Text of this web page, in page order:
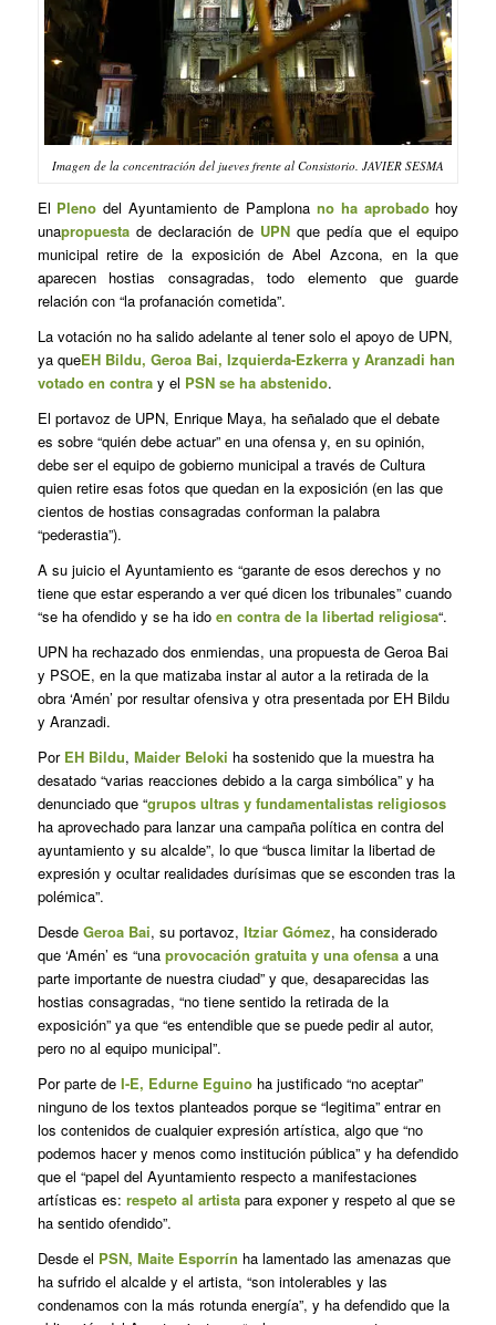
Imagen de la concentración del jueves frente al Consistorio. JAVIER SESMA
El Plenodel Ayuntamiento de Pamplona no ha aprobado hoy
unapropuestade declaración de UPNque pedía que el equipo
municipal retire de la exposición de Abel Azcona, en la que
aparecen hostias consagradas, todo elemento que guarde
relación con “la profanación cometida”.
La votación no ha salido adelante al tener solo el apoyo de UPN,
ya queEH Bildu, Geroa Bai, Izquierda-Ezkerra y Aranzadi han
votado en contray el PSN se ha abstenido.
El portavoz de UPN, Enrique Maya, ha señalado que el debate
es sobre “quién debe actuar” en una ofensa y, en su opinión,
debe ser el equipo de gobierno municipal a través de Cultura
quien retire esas fotos que quedan en la exposición (en las que
cientos de hostias consagradas conforman la palabra
“pederastia”).
A su juicio el Ayuntamiento es “garante de esos derechos y no
tiene que estar esperando a ver qué dicen los tribunales” cuando
“se ha ofendido y se ha ido en contra de la libertad religiosa“.
UPN ha rechazado dos enmiendas, una propuesta de Geroa Bai
y PSOE, en la que matizaba instar al autor a la retirada de la
obra ‘Amén’ por resultar ofensiva y otra presentada por EH Bildu
y Aranzadi.
Por EH Bildu, Maider Beloki ha sostenido que la muestra ha
desatado “varias reacciones debido a la carga simbólica” y ha
denunciado que “grupos ultras y fundamentalistas religiosos
ha aprovechado para lanzar una campaña política en contra del
ayuntamiento y su alcalde”, lo que “busca limitar la libertad de
expresión y ocultar realidades durísimas que se esconden tras la
polémica”.
Desde Geroa Bai, su portavoz, Itziar Gómez, ha considerado
que ‘Amén’ es “una provocación gratuita y una ofensaa una
parte importante de nuestra ciudad” y que, desaparecidas las
hostias consagradas, “no tiene sentido la retirada de la
exposición” ya que “es entendible que se puede pedir al autor,
pero no al equipo municipal”.
Por parte deI-E, Edurne Eguinoha justificado “no aceptar”
ninguno de los textos planteados porque se “legitima” entrar en
los contenidos de cualquier expresión artística, algo que “no
podemos hacer y menos como institución pública” y ha defendido
que el “papel del Ayuntamiento respecto a manifestaciones
artísticas es: respeto al artistapara exponer y respeto al que se
ha sentido ofendido”.
Desde el PSN, Maite Esporrín ha lamentado las amenazas que
ha sufrido el alcalde y el artista, “son intolerables y las
condenamos con la más rotunda energía”, y ha defendido que la